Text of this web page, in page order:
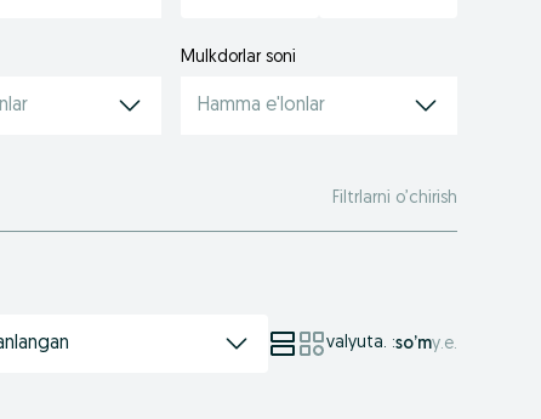
Mulkdorlar soni
Hamma e'lonlar
Filtrlarni o’chirish
valyuta. :so’mу.е.